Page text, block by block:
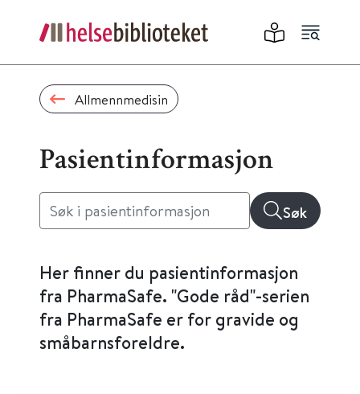
Allmennmedisin
Pasientinformasjon
Søk
Her finner du pasientinformasjon
fra PharmaSafe. "Gode råd"-serien
fra PharmaSafe er for gravide og
småbarnsforeldre.